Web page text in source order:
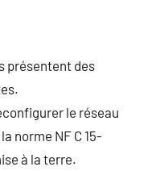
présentent des
le réseau
norme NF C 15-
à la terre.